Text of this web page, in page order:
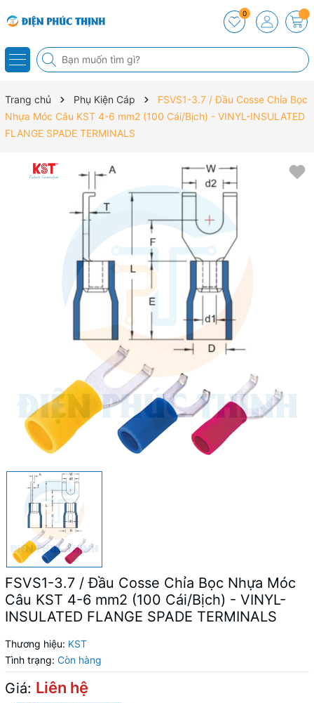
0
Trang chủ Phụ Kiện Cáp
FSVS1-3.7 / Đầu Cosse Chỉa Bọc
Nhựa Móc Câu KST 4-6 mm2 (100 Cái/Bịch) - VINYL-INSULATED
FLANGE SPADE TERMINALS
FSVS1-3.7 / Đầu Cosse Chỉa Bọc Nhựa Móc
Câu KST 4-6 mm2 (100 Cái/Bịch) - VINYL-
INSULATED FLANGE SPADE TERMINALS
Thương hiệu: KST
Tình trạng: Còn hàng
Giá: Liên hệ